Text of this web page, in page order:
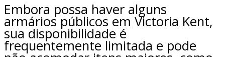
Embora possa haver alguns
armários públicos em Victoria Kent,
sua disponibilidade é
frequentemente limitada e pode